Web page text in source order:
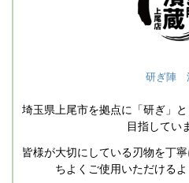
研ぎ陣
埼玉県上尾市を拠点に「研ぎ」
目指してい
皆様が大切にしている刃物を丁
ちよくご使用いただけるよ